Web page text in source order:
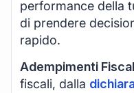
performance della
di prendere
rapido.
Adempimenti
fiscali, dalla